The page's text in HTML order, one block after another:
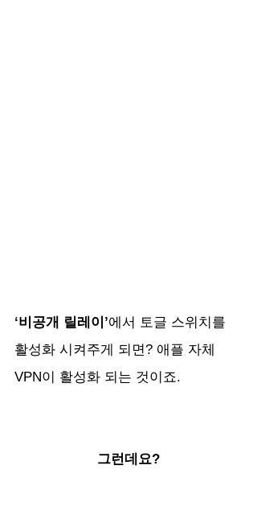
‘비공개 릴레이’에서 토글 스위치를
활성화 시켜주게 되면? 애플 자체
VPN이 활성화 되는 것이죠.
그런데요?